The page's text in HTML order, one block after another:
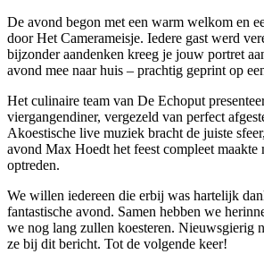
De avond begon met een warm welkom en
door Het Camerameisje. Iedere gast werd
bijzonder aandenken kreeg je jouw portret
avond mee naar huis – prachtig geprint op
Het culinaire team van De Echoput
viergangendiner, vergezeld van perfect
Akoestische live muziek bracht de juiste
avond Max Hoedt het feest compleet maakte
optreden.
We willen iedereen die erbij was hartelijk
fantastische avond. Samen hebben we
we nog lang zullen koesteren. Nieuwsgierig
ze bij dit bericht. Tot de volgende keer!